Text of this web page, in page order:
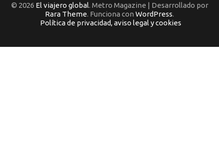
© 2026 El viajero global. Metro Magazine | Desarrollado por
Rara Theme. Funciona con WordPress.
Política de privacidad, aviso legal y cookies